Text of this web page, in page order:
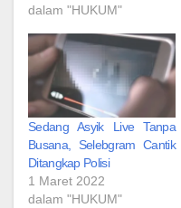
dalam "HUKUM"
Sedang Asyik Live Tanpa
Busana, Selebgram Cantik
Ditangkap Polisi
1 Maret 2022
dalam "HUKUM"